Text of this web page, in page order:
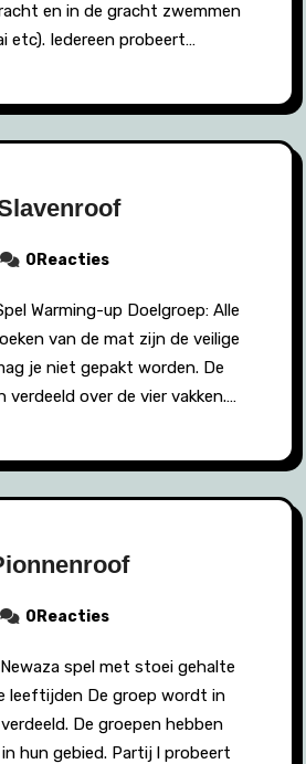
en in de gracht zwemmen
etc). Iedereen probeert…
0Reacties
van de mat zijn de veilige
je niet gepakt worden. De
verdeeld over de vier vakken.…
0Reacties
leeftijden De groep wordt in
De groepen hebben
hun gebied. Partij l probeert